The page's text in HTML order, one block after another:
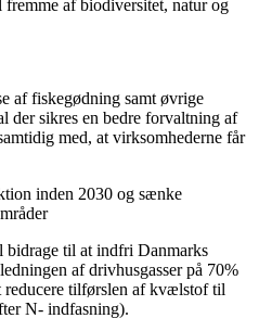
af biodiversitet, natur og
af fiskegødning samt øvrige
der sikres en bedre forvaltning af
med, at virksomhederne får
inden 2030 og sænke
bidrage til at indfri Danmarks
af drivhusgasser på 70%
reducere tilførslen af kvælstof til
N- indfasning).